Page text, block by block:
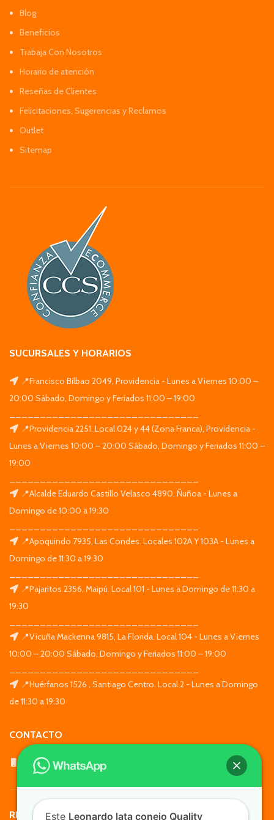
Blog
Beneficios
Trabaja Con Nosotros
Horario de atención
Reseñas de Clientes
Felicitaciones, Sugerencias y Reclamos
Outlet
Sitemap
SUCURSALES Y HORARIOS
📍Francisco Bilbao 2049, Providencia - Lunes a Viernes 10:00 –
20:00 Sábado, Domingo y Feriados 11:00 – 19:00
📍Providencia 2251. Local 024 y 44 (Zona Franca), Providencia -
Lunes a Viernes 10:00 – 20:00 Sábado, Domingo y Feriados 11:00 –
19:00
📍Alcalde Eduardo Castillo Velasco 4890, Ñuñoa - Lunes a
Domingo de 10:00 a 19:30
📍Apoquindo 7935, Las Condes. Locales 102A Y 103A - Lunes a
Domingo de 11:30 a 19:30
📍Pajaritos 2356, Maipú. Local 101 - Lunes a Domingo de 11:30 a
19:30
📍Vicuña Mackenna 9815, La Florida. Local 104 - Lunes a Viernes
10:00 – 20:00 Sábado, Domingo y Feriados 11:00 – 19:00
📍Huérfanos 1526 , Santiago Centro. Local 2 - Lunes a Domingo
de 11:30 a 19:30
CONTACTO
WhatsApp: +569 7564 4676
REDES SOCIALES
Este Leonardo lata conejo Quality